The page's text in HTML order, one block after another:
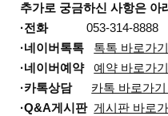
추가로 궁금하신 사항은 아
·전화053-314-8888
·네이버톡톡
톡톡 바로가
·네이버예약예약 바로가
·카톡상담
카톡 바로가기
·Q&A게시판 게시판 바로